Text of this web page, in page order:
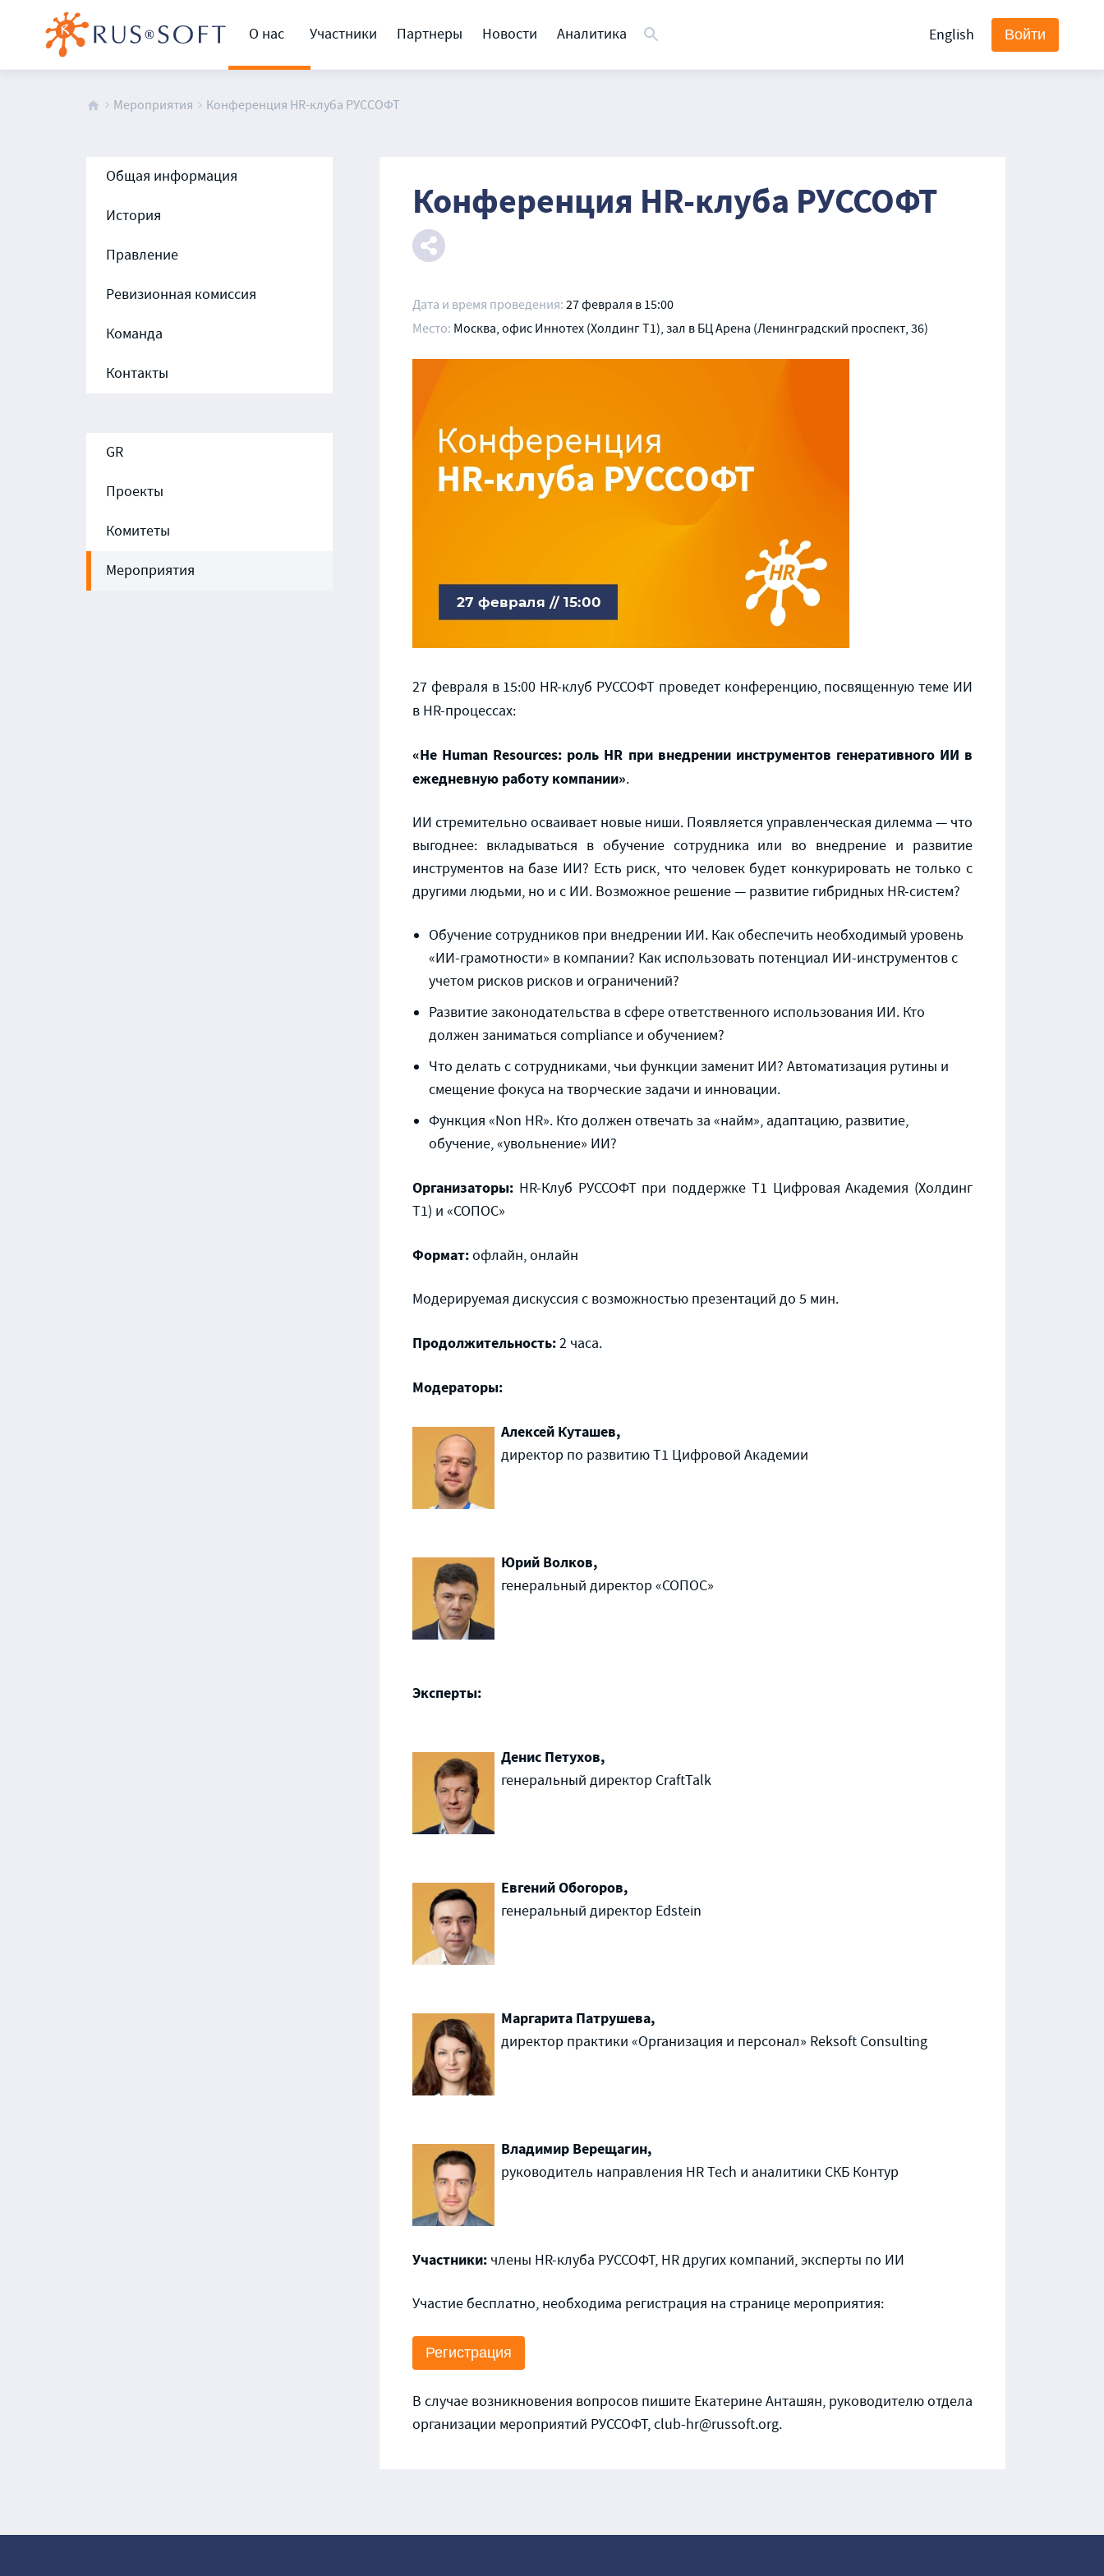
О нас Участники Партнеры Новости Аналитика English Войти
Мероприятия Конференция HR-клуба РУССОФТ
Общая информация
История
Правление
Ревизионная комиссия
Команда
Контакты
GR
Проекты
Комитеты
Мероприятия
Конференция HR-клуба РУССОФТ
Дата и время проведения: 27 февраля в 15:00
Место: Москва, офис Иннотех (Холдинг Т1), зал в БЦ Арена (Ленинградский проспект, 36)
27 февраля в 15:00 HR-клуб РУССОФТ проведетконференцию, посвященную теме ИИ
в HR-процессах:
«Не Human Resources: роль HR при внедрении инструментов генеративного ИИ в
ежедневную работу компании».
ИИ стремительно осваивает новые ниши. Появляется управленческая дилемма — что
выгоднее: вкладываться в обучение сотрудника или во внедрение и развитие
инструментов на базе ИИ? Есть риск, что человек будет конкурировать не только с
другими людьми, но и с ИИ. Возможное решение — развитие гибридных HR-систем?
Обучение сотрудников при внедрении ИИ. Как обеспечить необходимый уровень
«ИИ-грамотности» в компании? Как использовать потенциал ИИ-инструментов с
учетом рисков рисков и ограничений?
Развитие законодательства в сфере ответственного использования ИИ. Кто
должен заниматься compliance и обучением?
Что делать с сотрудниками, чьи функции заменит ИИ? Автоматизация рутины и
смещение фокуса на творческие задачи и инновации.
Функция «Non HR». Кто должен отвечать за «найм», адаптацию, развитие,
обучение, «увольнение» ИИ?
Организаторы: HR-Клуб РУССОФТ при поддержке Т1 Цифровая Академия (Холдинг
Т1) и «СОПОС»
Формат:офлайн, онлайн
Модерируемая дискуссия с возможностью презентаций до 5 мин.
Продолжительность:2 часа.
Модераторы:
Алексей Куташев,
директор по развитию Т1 Цифровой Академии
Юрий Волков,
генеральный директор «СОПОС»
Эксперты:
Денис Петухов,
генеральный директор CraftTalk
Евгений Обогоров,
генеральный директор Edstein
Маргарита Патрушева,
директор практики «Организация и персонал» Reksoft Consulting
Владимир Верещагин,
руководитель направления HR Tech и аналитики СКБ Контур
Участники: члены HR-клуба РУССОФТ, HR других компаний, эксперты по ИИ
Участие бесплатно, необходима регистрация на странице мероприятия:
Регистрация
В случае возникновения вопросов пишите Екатерине Анташян, руководителю отдела
организации мероприятий РУССОФТ, club-hr@russoft.org.